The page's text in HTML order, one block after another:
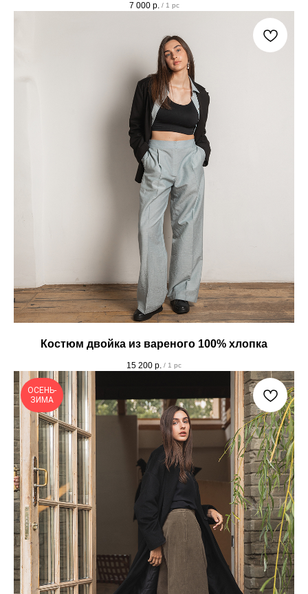
7 000 р. / 1 pc
Костюм двойка из вареного 100% хлопка
15 200 р. / 1 pc
ОСЕНЬ-
ЗИМА